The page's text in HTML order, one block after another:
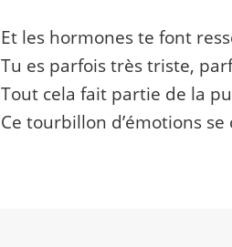
Et les hormones te font
Tu es parfois très triste,
Tout cela fait partie de la
Ce tourbillon d’émotions